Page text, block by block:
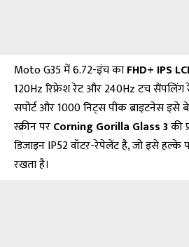
Moto G35 में 6.72-इंच काFHD+ IPS
120Hz रिफ्रेश रेट और 240Hz टच
सपोर्ट और 1000 निट्स पीक ब्राइटनेस इसे
स्क्रीन परCorning Gorilla Glass 3की
डिजाइन IP52 वॉटर-रेपेलेंट है, जो इसे हल्के
रखता है।